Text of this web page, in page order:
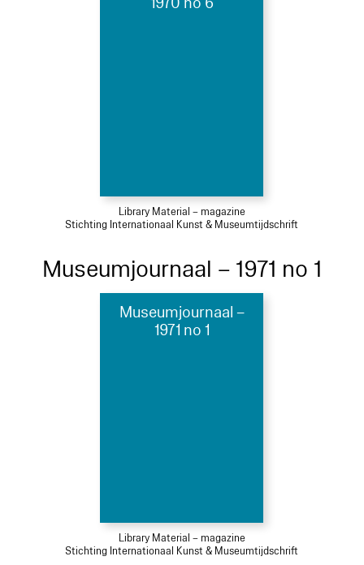
Library Material – magazine
Stichting Internationaal Kunst & Museumtijdschrift
Museumjournaal – 1971 no 1
Museumjournaal –
1971 no 1
Library Material – magazine
Stichting Internationaal Kunst & Museumtijdschrift